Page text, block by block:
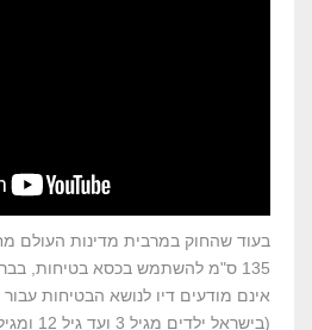
בעוד שהחוק במרבית מדינות העולם
135 ס"מ להשתמש בכסא בטיחות,